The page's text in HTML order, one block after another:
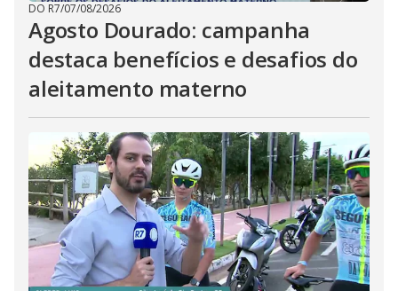
DO R7/07/08/2026
Agosto Dourado: campanha
destaca benefícios e desafios do
aleitamento materno